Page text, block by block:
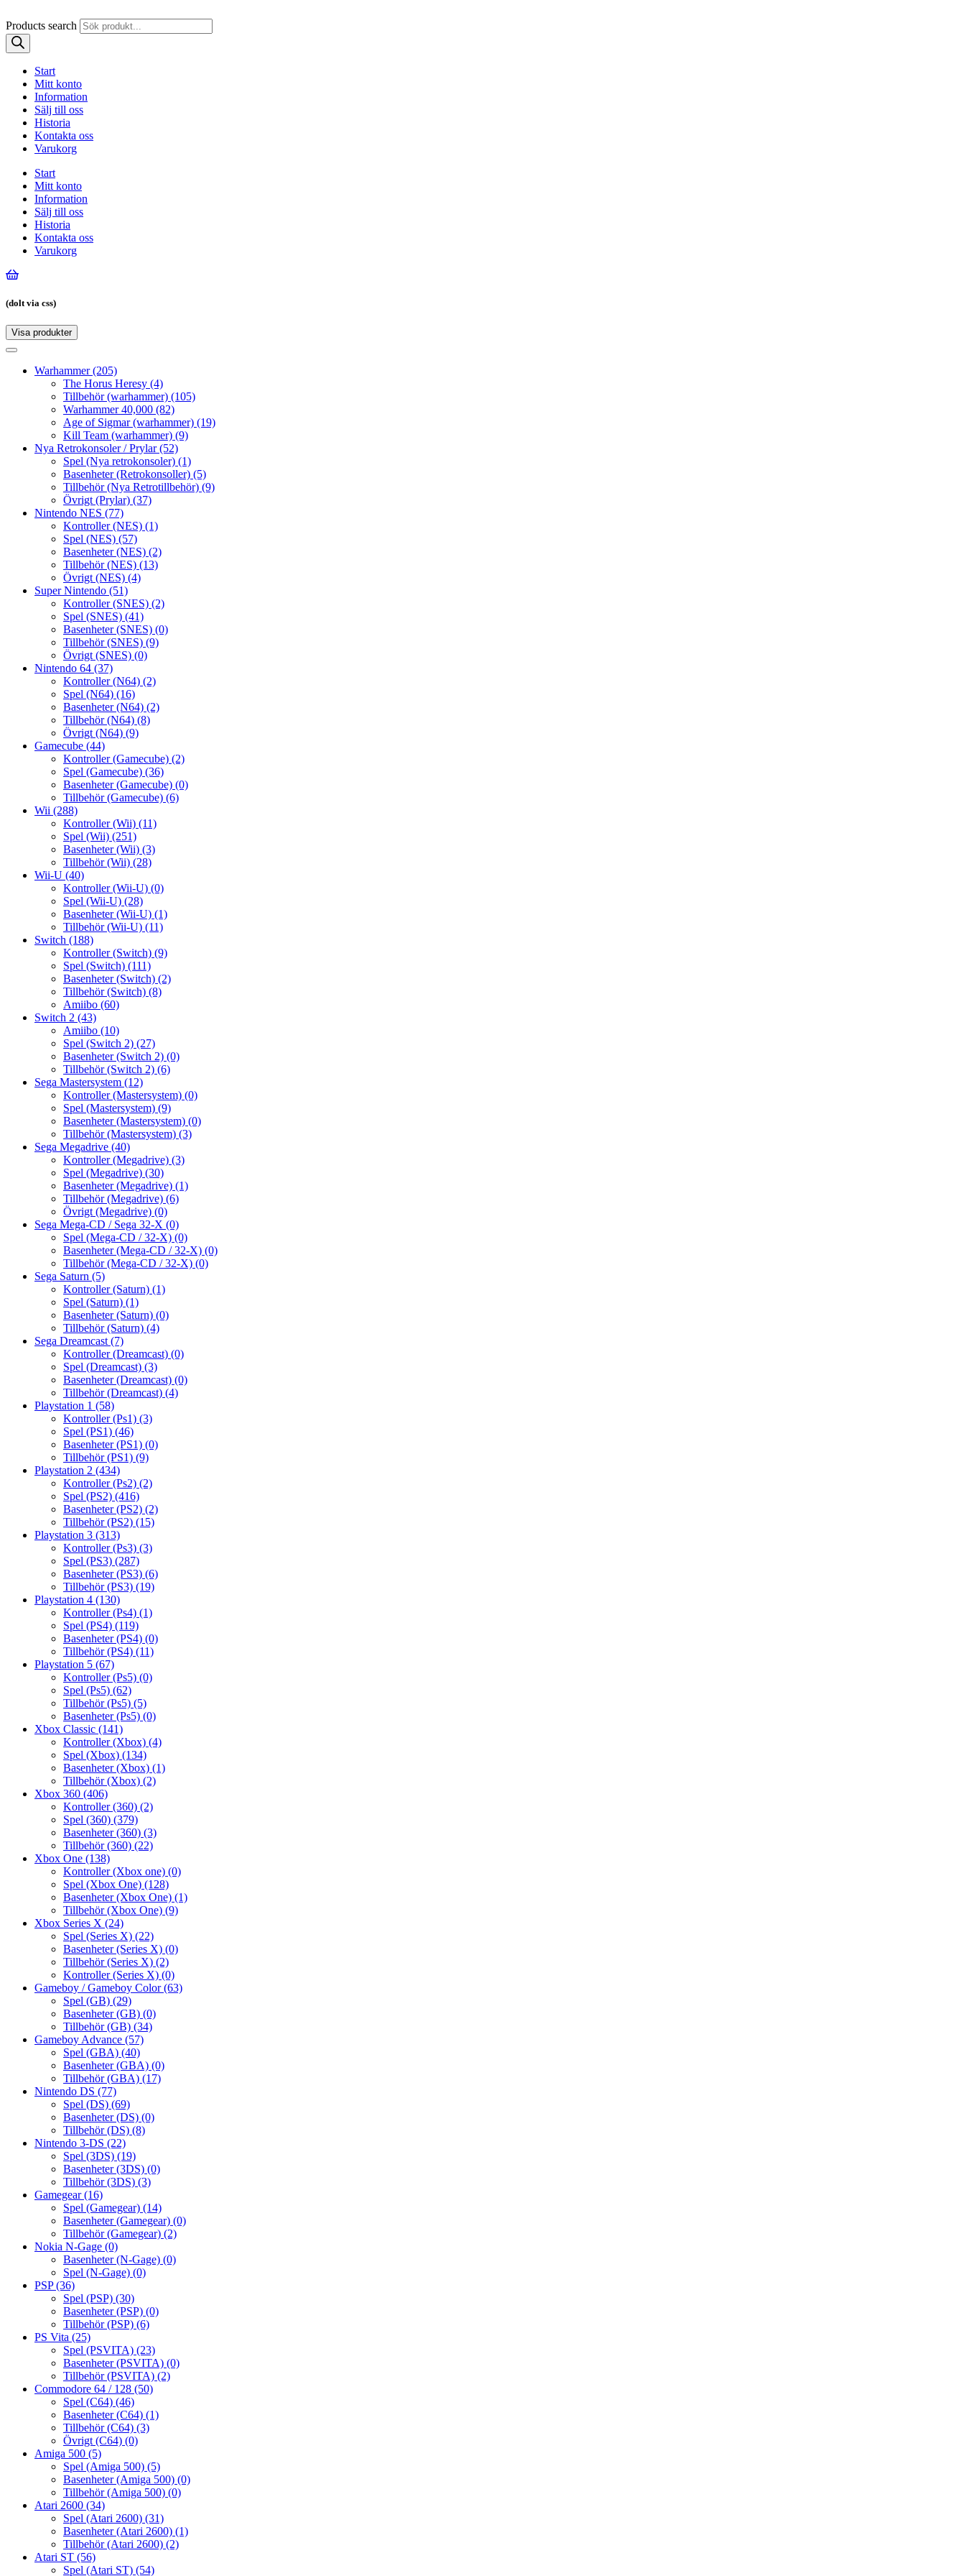
Products search
Start
Mitt konto
Information
Sälj till oss
Historia
Kontakta oss
Varukorg
Start
Mitt konto
Information
Sälj till oss
Historia
Kontakta oss
Varukorg
(dolt via css)
Visa produkter
Toggle
Toggle
navigationWarhammer(205)
The Horus Heresy (4)
Tillbehör (warhammer) (105)
Warhammer 40,000 (82)
Age of Sigmar (warhammer) (19)
Kill Team (warhammer) (9)
Nya Retrokonsoler / Prylar(52)
Spel (Nya retrokonsoler) (1)
Basenheter (Retrokonsoller) (5)
Tillbehör (Nya Retrotillbehör) (9)
Övrigt (Prylar) (37)
Nintendo NES (77)
Kontroller (NES) (1)
Spel (NES) (57)
Basenheter (NES) (2)
Tillbehör (NES) (13)
Övrigt (NES) (4)
Super Nintendo (51)
Kontroller (SNES) (2)
Spel (SNES) (41)
Basenheter (SNES) (0)
Tillbehör (SNES) (9)
Övrigt (SNES) (0)
Nintendo 64 (37)
Kontroller (N64) (2)
Spel (N64) (16)
Basenheter (N64) (2)
Tillbehör (N64) (8)
Övrigt (N64) (9)
Gamecube (44)
Kontroller (Gamecube) (2)
Spel (Gamecube) (36)
Basenheter (Gamecube) (0)
Tillbehör (Gamecube) (6)
Wii (288)
Kontroller (Wii) (11)
Spel (Wii) (251)
Basenheter (Wii) (3)
Tillbehör (Wii) (28)
Wii-U (40)
Kontroller (Wii-U) (0)
Spel (Wii-U) (28)
Basenheter (Wii-U) (1)
Tillbehör (Wii-U) (11)
Switch (188)
Kontroller (Switch) (9)
Spel (Switch) (111)
Basenheter (Switch) (2)
Tillbehör (Switch) (8)
Amiibo (60)
Switch 2 (43)
Amiibo (10)
Spel (Switch 2) (27)
Basenheter (Switch 2) (0)
Tillbehör (Switch 2) (6)
Sega Mastersystem (12)
Kontroller (Mastersystem) (0)
Spel (Mastersystem) (9)
Basenheter (Mastersystem) (0)
Tillbehör (Mastersystem) (3)
Sega Megadrive (40)
Kontroller (Megadrive) (3)
Spel (Megadrive) (30)
Basenheter (Megadrive) (1)
Tillbehör (Megadrive) (6)
Övrigt (Megadrive) (0)
Sega Mega-CD / Sega 32-X (0)
Spel (Mega-CD / 32-X) (0)
Basenheter (Mega-CD / 32-X) (0)
Tillbehör (Mega-CD / 32-X) (0)
Sega Saturn (5)
Kontroller (Saturn) (1)
Spel (Saturn) (1)
Basenheter (Saturn) (0)
Tillbehör (Saturn) (4)
Sega Dreamcast (7)
Kontroller (Dreamcast) (0)
Spel (Dreamcast) (3)
Basenheter (Dreamcast) (0)
Tillbehör (Dreamcast) (4)
Playstation 1 (58)
Kontroller (Ps1) (3)
Spel (PS1) (46)
Basenheter (PS1) (0)
Tillbehör (PS1) (9)
Playstation 2 (434)
Kontroller (Ps2) (2)
Spel (PS2) (416)
Basenheter (PS2) (2)
Tillbehör (PS2) (15)
Playstation 3 (313)
Kontroller (Ps3) (3)
Spel (PS3) (287)
Basenheter (PS3) (6)
Tillbehör (PS3) (19)
Playstation 4 (130)
Kontroller (Ps4) (1)
Spel (PS4) (119)
Basenheter (PS4) (0)
Tillbehör (PS4) (11)
Playstation 5 (67)
Kontroller (Ps5) (0)
Spel (Ps5) (62)
Tillbehör (Ps5) (5)
Basenheter (Ps5) (0)
Xbox Classic (141)
Kontroller (Xbox) (4)
Spel (Xbox) (134)
Basenheter (Xbox) (1)
Tillbehör (Xbox) (2)
Xbox 360 (406)
Kontroller (360) (2)
Spel (360) (379)
Basenheter (360) (3)
Tillbehör (360) (22)
Xbox One (138)
Kontroller (Xbox one) (0)
Spel (Xbox One) (128)
Basenheter (Xbox One) (1)
Tillbehör (Xbox One) (9)
Xbox Series X (24)
Spel (Series X) (22)
Basenheter (Series X) (0)
Tillbehör (Series X) (2)
Kontroller (Series X) (0)
Gameboy / Gameboy Color(63)
Spel (GB) (29)
Basenheter (GB) (0)
Tillbehör (GB) (34)
Gameboy Advance (57)
Spel (GBA) (40)
Basenheter (GBA) (0)
Tillbehör (GBA) (17)
Nintendo DS (77)
Spel (DS) (69)
Basenheter (DS) (0)
Tillbehör (DS) (8)
Nintendo 3-DS (22)
Spel (3DS) (19)
Basenheter (3DS) (0)
Tillbehör (3DS) (3)
Gamegear(16)
Spel (Gamegear) (14)
Basenheter (Gamegear) (0)
Tillbehör (Gamegear) (2)
Nokia N-Gage (0)
Basenheter (N-Gage) (0)
Spel (N-Gage) (0)
PSP(36)
Spel (PSP) (30)
Basenheter (PSP) (0)
Tillbehör (PSP) (6)
PS Vita (25)
Spel (PSVITA) (23)
Basenheter (PSVITA) (0)
Tillbehör (PSVITA) (2)
Commodore 64 / 128 (50)
Spel (C64) (46)
Basenheter (C64) (1)
Tillbehör (C64) (3)
Övrigt (C64) (0)
Amiga 500 (5)
Spel (Amiga 500) (5)
Basenheter (Amiga 500) (0)
Tillbehör (Amiga 500) (0)
Atari 2600 (34)
Spel (Atari 2600) (31)
Basenheter (Atari 2600) (1)
Tillbehör (Atari 2600) (2)
Atari ST (56)
Spel (Atari ST) (54)